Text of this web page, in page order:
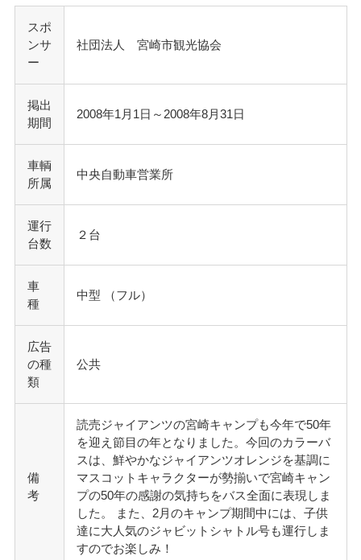
スポ
ンサ
ー
社団法人 宮崎市観光協会
掲出
期間
2008年1月1日～2008年8月31日
車輌
所属
中央自動車営業所
運行
台数
２台
車
種
中型 （フル）
広告
の種
類
公共
備
考
読売ジャイアンツの宮崎キャンプも今年で50年
を迎え節目の年となりました。今回のカラーバ
スは、鮮やかなジャイアンツオレンジを基調に
マスコットキャラクターが勢揃いで宮崎キャン
プの50年の感謝の気持ちをバス全面に表現しま
した。 また、2月のキャンプ期間中には、子供
達に大人気のジャビットシャトル号も運行しま
すのでお楽しみ！